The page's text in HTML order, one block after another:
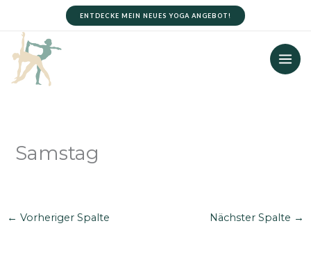
springen
ENTDECKE MEIN NEUES YOGA ANGEBOT!
Samstag
← Vorheriger Spalte Nächster Spalte →